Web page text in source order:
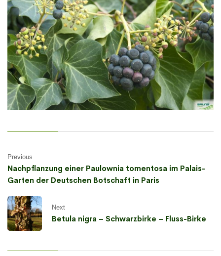
Previous
Nachpflanzung einer Paulownia tomentosa im Palais-
Garten der Deutschen Botschaft in Paris
Next
Betula nigra – Schwarzbirke – Fluss-Birke